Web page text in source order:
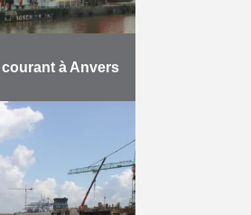
à Anvers
: la
de 37
d’un
mm, d’une
42.000 mm,